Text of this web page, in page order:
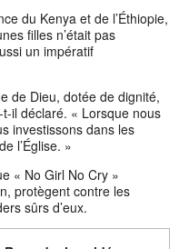
du Kenya et de l’Éthiopie,
filles n’était pas
un impératif
de Dieu, dotée de dignité,
t-il déclaré. « Lorsque nous
investissons dans les
l’Église. »
« No Girl No Cry »
protègent contre les
sûrs d’eux.